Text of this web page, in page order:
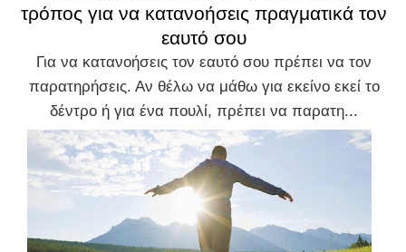
τρόπος για να κατανοήσεις πραγματικά τον
εαυτό σου
Για να κατανοήσεις τον εαυτό σου πρέπει να τον
παρατηρήσεις. Αν θέλω να μάθω για εκείνο εκεί το
δέντρο ή για ένα πουλί, πρέπει να παρατη...